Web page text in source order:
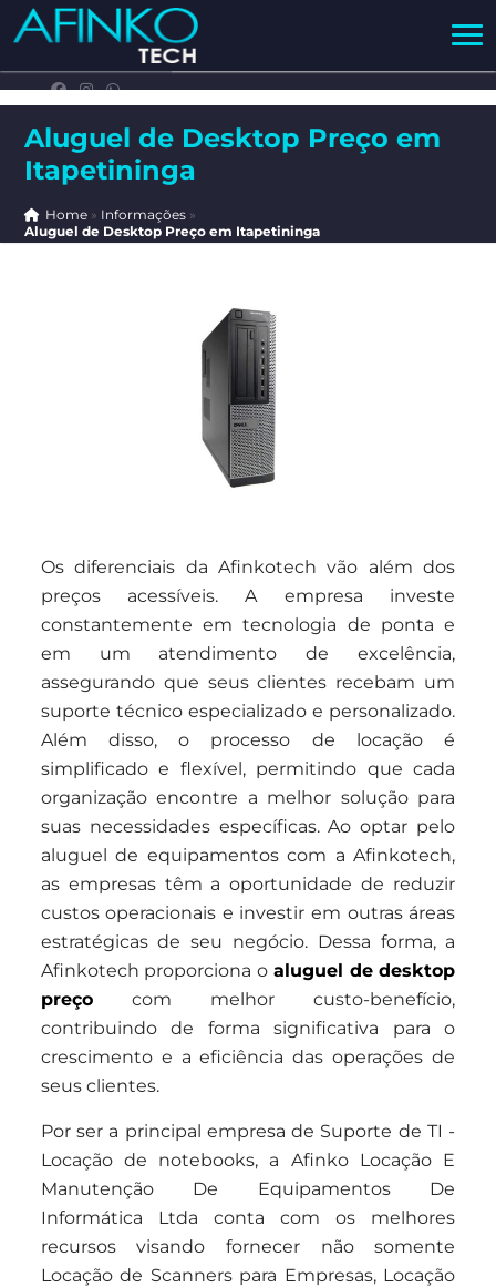
Aluguel de Desktop Preço em
Itapetininga
Home» Informações »
Aluguel de Desktop Preço em Itapetininga
Os diferenciais da Afinkotech vão além dos
preços acessíveis. A empresa investe
constantemente em tecnologia de ponta e
em um atendimento de excelência,
assegurando que seus clientes recebam um
suporte técnico especializado e personalizado.
Além disso, o processo de locação é
simplificado e flexível, permitindo que cada
organização encontre a melhor solução para
suas necessidades específicas. Ao optar pelo
aluguel de equipamentos com a Afinkotech,
as empresas têm a oportunidade de reduzir
custos operacionais e investir em outras áreas
estratégicas de seu negócio. Dessa forma, a
Afinkotech proporciona o aluguel de desktop
preçocom melhor custo-benefício,
contribuindo de forma significativa para o
crescimento e a eficiência das operações de
seus clientes.
Por ser a principal empresa de Suporte de TI -
Locação de notebooks, a Afinko Locação E
Manutenção De Equipamentos De
Informática Ltda conta com os melhores
recursos visando fornecer não somente
Locação de Scanners para Empresas, Locação